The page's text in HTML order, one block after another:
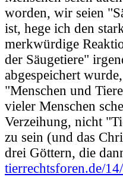
worden, wir seien
ist, hege ich den
merkwürdige
der Säugetiere"
abgespeichert
"Menschen und
vieler Menschen
Verzeihung, nicht
zu sein (und das
drei Göttern, die
tierrechtsforen.de/